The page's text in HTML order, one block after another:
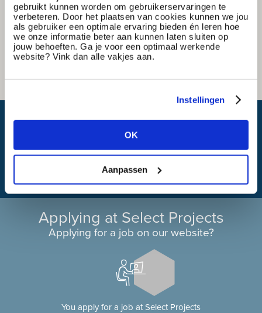
gebruikt kunnen worden om gebruikerservaringen te
verbeteren. Door het plaatsen van cookies kunnen we jou
als gebruiker een optimale ervaring bieden én leren hoe
we onze informatie beter aan kunnen laten sluiten op
jouw behoeften. Ga je voor een optimaal werkende
website? Vink dan alle vakjes aan.
Instellingen
OK
Aanpassen
What is my travel time?
Applying at Select Projects
Applying for a job on our website?
You apply for a job at Select Projects